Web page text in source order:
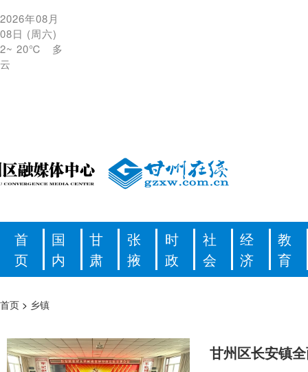
2026年08月
08日 (周六)
2~ 20℃
多
云
首
页
国
内
甘
肃
张
掖
时
政
社
会
经
济
教
育
首页 > 乡镇
甘州区长安镇